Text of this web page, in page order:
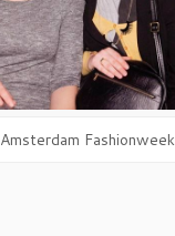
Amsterdam Fashionweek